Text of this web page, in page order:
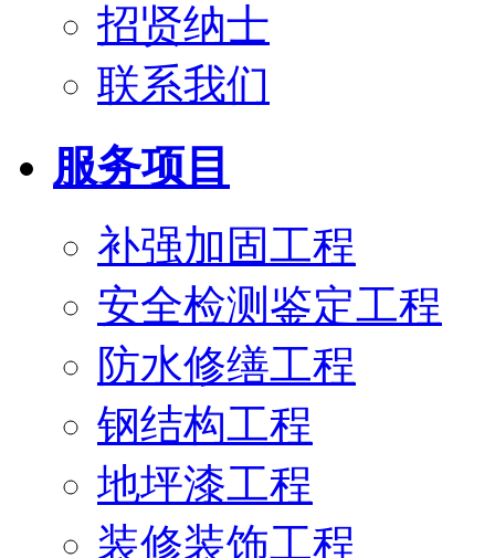
招贤纳士
联系我们
服务项目
补强加固工程
安全检测鉴定工程
防水修缮工程
钢结构工程
地坪漆工程
装修装饰工程